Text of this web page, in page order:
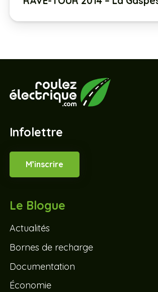
Infolettre
M’inscrire
Le Blogue
Actualités
Bornes de recharge
Documentation
Économie